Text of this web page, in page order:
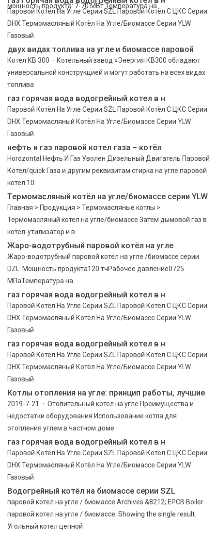
мощность продукта: 7-70 МВт Температура на...
Паровой Котёл На Угле Серии SZL Паровой Котёл С ЦКС Серии
DHX Термомасляный Котёл На Угле/Биомассе Серии YLW
Газовый
двух видах топлива на угле и биомассе паровой
Котел КВ 300 – Котельный завод «Энергия КВ300 обладают
универсальной конструкцией и могут работать на всех видах
топлива
газ горячая вода водогрейный котел в н
Паровой Котёл На Угле Серии SZL Паровой Котёл С ЦКС Серии
DHX Термомасляный Котёл На Угле/Биомассе Серии YLW
Газовый
нефть и газ паровой котел газа – котёл
Horozontal Нефть И Газ Уволен Дизельный Двигатель Паровой
Котел/quick Газа и другим реквизитам стирка на угле паровой
котел 10
Термомасляный котёл на угле/биомассе серии YLW
Главная > Продукция > Термомасляные котлы >
Термомасляный котёл на угле/биомассе Затем дымовой газ в
котел-утилизатор и в
Жаро-водотрубный паровой котёл на угле
Жаро-водотрубный паровой котёл на угле /биомассе серии
DZL: Мощность продукта120 тчРабочее давление0725
МПаТемпература на
газ горячая вода водогрейный котел в н
Паровой Котёл На Угле Серии SZL Паровой Котёл С ЦКС Серии
DHX Термомасляный Котёл На Угле/Биомассе Серии YLW
Газовый
газ горячая вода водогрейный котел в н
Паровой Котёл На Угле Серии SZL Паровой Котёл С ЦКС Серии
DHX Термомасляный Котёл На Угле/Биомассе Серии YLW
Газовый
Котлы отопления на угле: принцип работы, лучшие
2019-7-21 · Отопительный котел на угле Преимущества и
недостатки оборудования Использование котла для
отопления углем в частном доме
газ горячая вода водогрейный котел в н
Паровой Котёл На Угле Серии SZL Паровой Котёл С ЦКС Серии
DHX Термомасляный Котёл На Угле/Биомассе Серии YLW
Газовый
Водогрейный котёл на биомассе серии SZL
паровой котел на угле / биомассе Archives &8212; EPCB Boiler
паровой котел на угле / биомассе. Showing the single result.
Угольный котел цепной